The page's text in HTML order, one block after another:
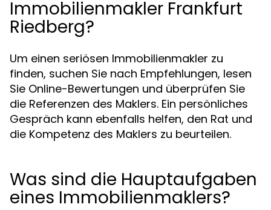
Immobilienmakler Frankfurt
Riedberg?
Um einen seriösen Immobilienmakler zu
finden, suchen Sie nach Empfehlungen, lesen
Sie Online-Bewertungen und überprüfen Sie
die Referenzen des Maklers. Ein persönliches
Gespräch kann ebenfalls helfen, den Rat und
die Kompetenz des Maklers zu beurteilen.
Was sind die Hauptaufgaben
eines Immobilienmaklers?